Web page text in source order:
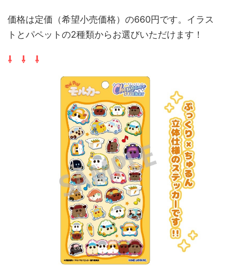
価格は定価（希望小売価格）の660円です。イラス
トとパペットの2種類からお選びいただけます！
⇩ ⇩ ⇩